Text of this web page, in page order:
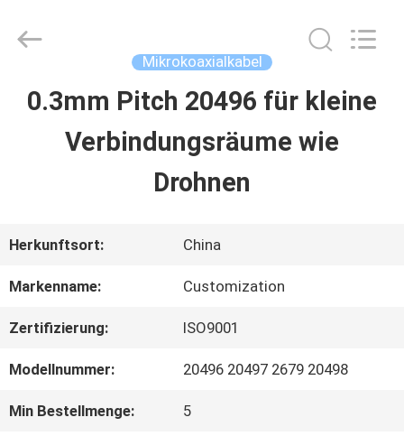
ZU
HAUSE
VIDEOS
UNS
Technology
Mikrokoaxialkabel
0.3mm Pitch 20496 für kleine
Verbindungsräume wie
Drohnen
Herkunftsort: China
Markenname: Customization
Zertifizierung: ISO9001
Modellnummer: 20496 20497 2679 20498
Min Bestellmenge: 5